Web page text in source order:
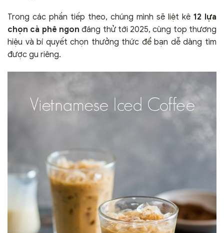
Trong các phần tiếp theo, chúng mình sẽ liệt kê 12 lựa
chọn cà phê ngon đáng thử tới 2025, cùng top thương
hiệu và bí quyết chọn thưởng thức để bạn dễ dàng tìm
được gu riêng.